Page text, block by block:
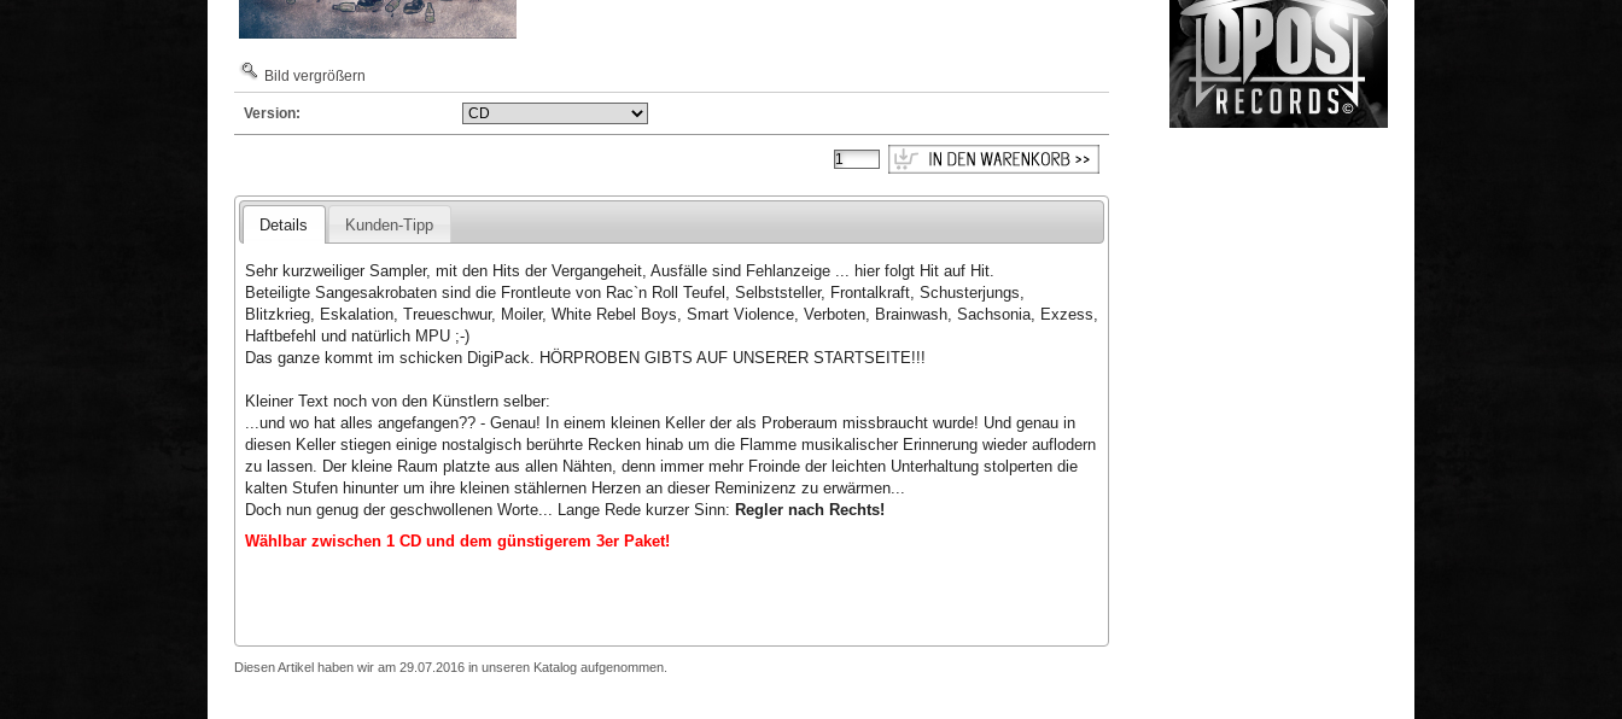
Bild vergrößern
Version:
Details Kunden-Tipp
Sehr kurzweiliger Sampler, mit den Hits der Vergangeheit, Ausfälle sind Fehlanzeige ... hier folgt Hit auf Hit.
Beteiligte Sangesakrobaten sind die Frontleute von Rac`n Roll Teufel, Selbststeller, Frontalkraft, Schusterjungs,
Blitzkrieg, Eskalation, Treueschwur, Moiler, White Rebel Boys, Smart Violence, Verboten, Brainwash, Sachsonia, Exzess,
Haftbefehl und natürlich MPU ;-)
Das ganze kommt im schicken DigiPack. HÖRPROBEN GIBTS AUF UNSERER STARTSEITE!!!
Kleiner Text noch von den Künstlern selber:
...und wo hat alles angefangen?? - Genau! In einem kleinen Keller der als Proberaum missbraucht wurde! Und genau in
diesen Keller stiegen einige nostalgisch berührte Recken hinab um die Flamme musikalischer Erinnerung wieder auflodern
zu lassen. Der kleine Raum platzte aus allen Nähten, denn immer mehr Froinde der leichten Unterhaltung stolperten die
kalten Stufen hinunter um ihre kleinen stählernen Herzen an dieser Reminizenz zu erwärmen...
Doch nun genug der geschwollenen Worte... Lange Rede kurzer Sinn: Regler nach Rechts!
Wählbar zwischen 1 CD und dem günstigerem 3er Paket!
Diesen Artikel haben wir am 29.07.2016 in unseren Katalog aufgenommen.